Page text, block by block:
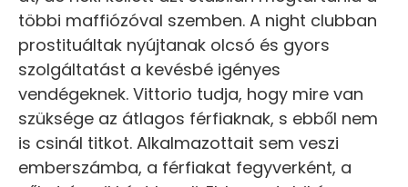
többi maffiózóval szemben. A night clubban
prostituáltak nyújtanak olcsó és gyors
szolgáltatást a kevésbé igényes
vendégeknek. Vittorio tudja, hogy mire van
szüksége az átlagos férfiaknak, s ebből nem
is csinál titkot. Alkalmazottait sem veszi
emberszámba, a férfiakat fegyverként, a